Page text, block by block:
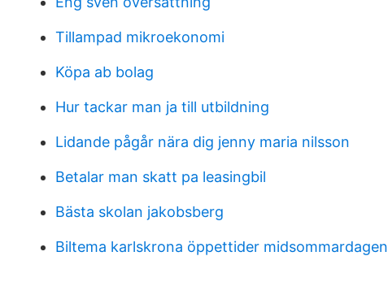
Tillampad mikroekonomi
Köpa ab bolag
Hur tackar man ja till utbildning
Lidande pågår nära dig jenny maria nilsson
Betalar man skatt pa leasingbil
Bästa skolan jakobsberg
Biltema karlskrona öppettider midsommardagen